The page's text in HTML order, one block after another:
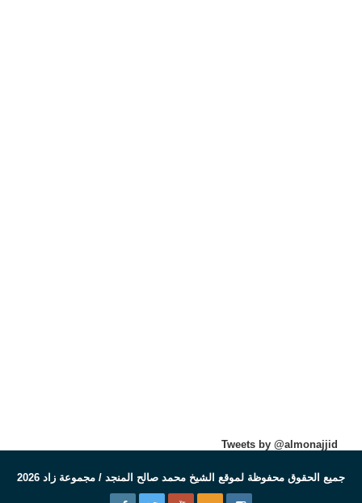
Tweets by @almonajjid
جميع الحقوق محفوظة لموقع الشيخ محمد صالح المنجد / مجموعة زاد 2026